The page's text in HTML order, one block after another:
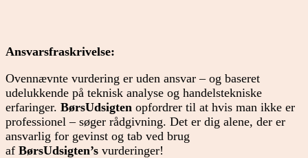
Ansvarsfraskrivelse:
Ovennævnte vurdering er uden ansvar – og baseret
udelukkende på teknisk analyse og handelstekniske
erfaringer. BørsUdsigten opfordrer til at hvis man ikke er
professionel – søger rådgivning. Det er dig alene, der er
ansvarlig for gevinst og tab ved brug
af BørsUdsigten’s vurderinger!